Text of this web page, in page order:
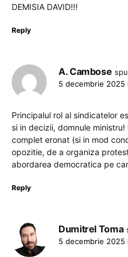
DEMISIA DAVID!!!
Reply
A. Cambose
5 decembrie 2025
Principalul rol al sindicatelor
si in decizii, domnule
complet eronat (si in mod
opozitie, de a organiza
abordarea democratica pe
Reply
Dumitrel Toma
5 decembrie 2025